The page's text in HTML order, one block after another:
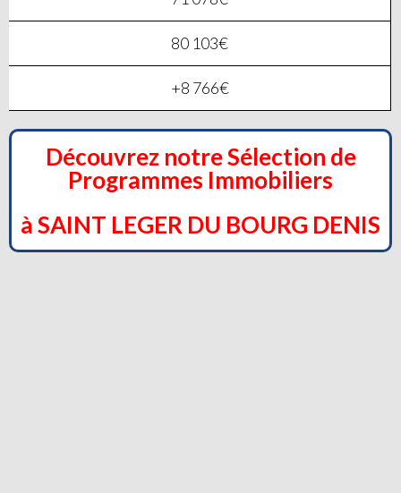
80 103€
+8 766€
Découvrez notre Sélection de
Programmes Immobiliers
à SAINT LEGER DU BOURG DENIS